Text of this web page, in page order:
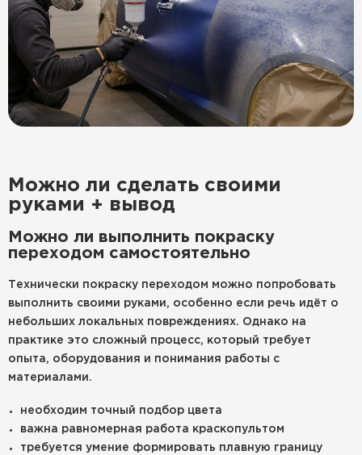
Можно ли сделать своими
руками + вывод
Можно ли выполнить покраску
переходом самостоятельно
Технически покраску переходом можно попробовать
выполнить своими руками, особенно если речь идёт о
небольших локальных повреждениях. Однако на
практике это сложный процесс, который требует
опыта, оборудования и понимания работы с
материалами.
необходим точный подбор цвета
важна равномерная работа краскопультом
требуется умение формировать плавную границу